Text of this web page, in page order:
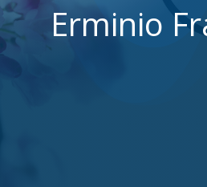
Erminio